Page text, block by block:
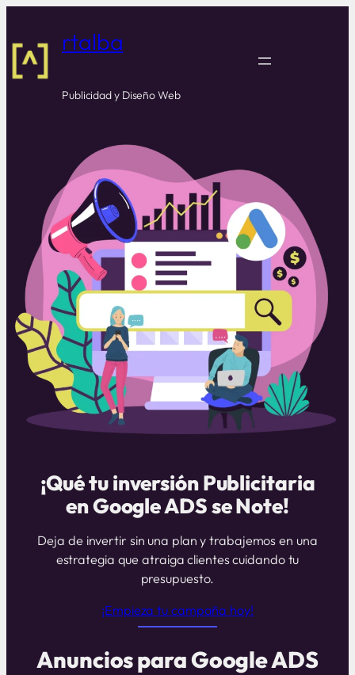
rtalba
Publicidad y Diseño Web
¡Qué tu inversión Publicitaria
en Google ADS se Note!
Deja de invertir sin una plan y trabajemos en una
estrategia que atraiga clientes cuidando tu
presupuesto.
¡Empieza tu campaña hoy!
Anuncios para Google ADS